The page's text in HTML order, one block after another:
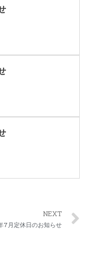
NEXT
7月定休日のお知らせ